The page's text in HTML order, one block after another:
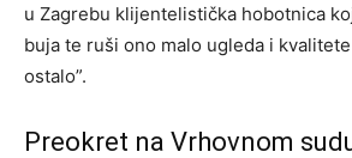
u Zagrebu klijentelistička hobotnica
buja te ruši ono malo ugleda i
ostalo”.
Preokret na Vrhovnom